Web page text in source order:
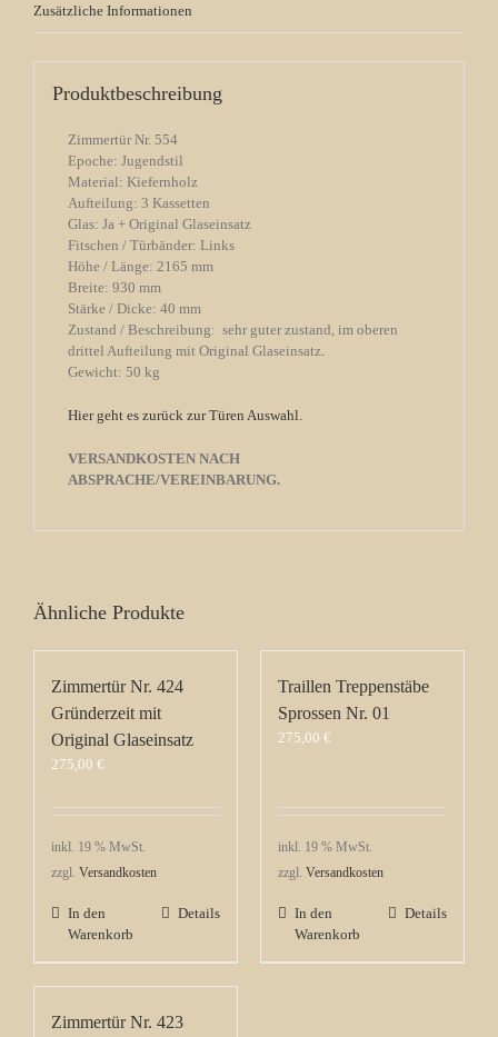
Zusätzliche Informationen
Produktbeschreibung
Zimmertür Nr. 554
Epoche: Jugendstil
Material: Kiefernholz
Aufteilung: 3 Kassetten
Glas: Ja + Original Glaseinsatz
Fitschen / Türbänder: Links
Höhe / Länge: 2165 mm
Breite: 930 mm
Stärke / Dicke: 40 mm
Zustand / Beschreibung: sehr guter zustand, im oberen
drittel Aufteilung mit Original Glaseinsatz.
Gewicht: 50 kg
Hier geht es zurück zur Türen Auswahl.
VERSANDKOSTEN NACH
ABSPRACHE/VEREINBARUNG.
Ähnliche Produkte
Zimmertür Nr. 424
Gründerzeit mit
Original Glaseinsatz
275,00 €
inkl. 19 % MwSt.
zzgl. Versandkosten
In den
Warenkorb
Details
Traillen Treppenstäbe
Sprossen Nr. 01
275,00 €
inkl. 19 % MwSt.
zzgl. Versandkosten
In den
Warenkorb
Details
Zimmertür Nr. 423